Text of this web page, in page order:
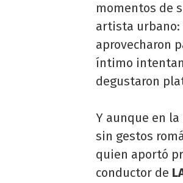
momentos de
artista urbano:
aprovecharon
íntimo
degustaron
Y aunque en
sin gestos
quien aportó
conductor de